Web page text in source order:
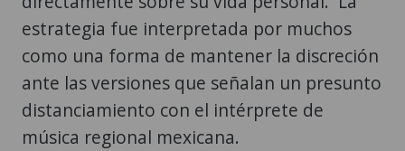
estrategia fue interpretada por muchos
como una forma de mantener la discreción
ante las versiones que señalan un presunto
distanciamiento con el intérprete de
música regional mexicana.